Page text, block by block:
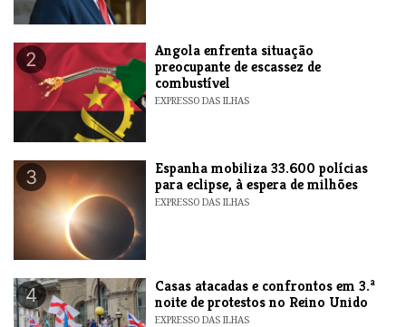
2
Angola enfrenta situação
preocupante de escassez de
combustível
EXPRESSO DAS ILHAS
3
Espanha mobiliza 33.600 polícias
para eclipse, à espera de milhões
EXPRESSO DAS ILHAS
4
Casas atacadas e confrontos em 3.ª
noite de protestos no Reino Unido
EXPRESSO DAS ILHAS